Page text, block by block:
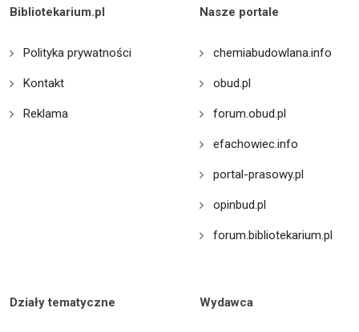
Bibliotekarium.pl
Polityka prywatności
Kontakt
Reklama
Nasze portale
chemiabudowlana.info
obud.pl
forum.obud.pl
efachowiec.info
portal-prasowy.pl
opinbud.pl
forum.bibliotekarium.pl
Działy tematyczne Wydawca